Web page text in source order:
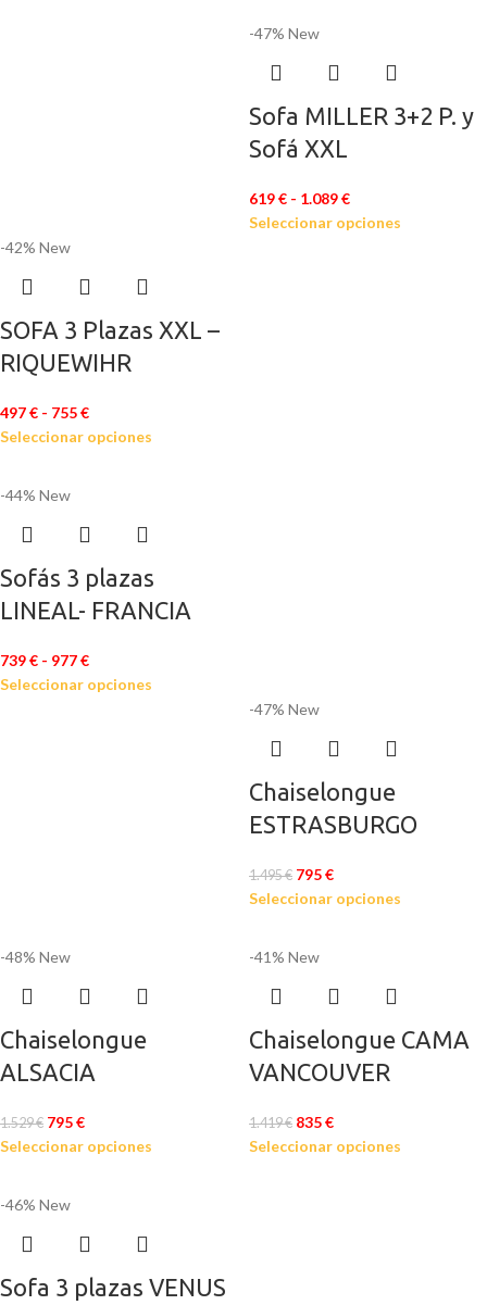
-42% New
SOFA 3 Plazas XXL –
RIQUEWIHR
497€ - 755€
Seleccionar opciones
-47% New
Sofa MILLER 3+2 P. y
Sofá XXL
619€ - 1.089€
Seleccionar opciones
-44% New
Sofás 3 plazas
LINEAL- FRANCIA
739€ - 977€
Seleccionar opciones
-47% New
Chaiselongue
ESTRASBURGO
1.495€ 795€
Seleccionar opciones
-48% New
Chaiselongue
ALSACIA
1.529€ 795€
Seleccionar opciones
-41% New
Chaiselongue CAMA
VANCOUVER
1.419€ 835€
Seleccionar opciones
-46% New
Sofa 3 plazas VENUS